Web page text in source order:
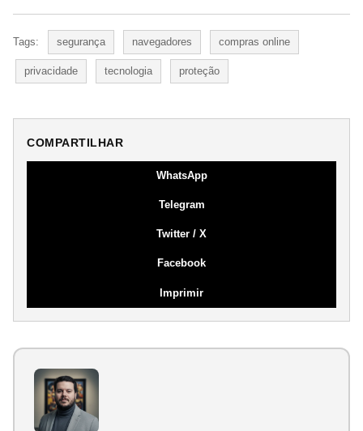
Tags: segurança navegadores compras online
privacidade tecnologia proteção
COMPARTILHAR
WhatsApp
Telegram
Twitter / X
Facebook
Imprimir